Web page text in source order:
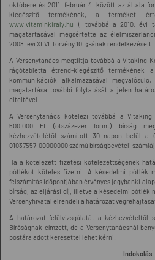
októbere és 2011. február 4. között az általa
kiegészítő termékének, a terméket
www.vitaminkiraly.hu ), továbbá a 2010. évi
magatartásával megsértette az
2008. évi XLVI. törvény 10. §-ának rendelkezéseit.
A Versenytanács megtiltja továbbá a Vitaking
rágótabletta étrend-kiegészítő termékének
kommunikációk alkalmazásával
magatartása további folytatását a jelen
elteltével.
A Versenytanács kötelezi továbbá a
500.000 Ft (ötszázezer forint) bírság
kézhezvételétől számított 30 napon belül a
01037557-00000000 számú bírságbevételi
Ha a kötelezett fizetési kötelezettségének
pótlékot köteles fizetni. A késedelmi pótlék
felszámítás időpontjában érvényes jegybanki
bírság, az eljárási díj, illetve a késedelmi pótlék
Versenyhivatal elrendeli a határozat
A határozat felülvizsgálatát a kézhezvételtől
Bíróságnak címzett, de a Versenytanácsnál
postára adott keresettel lehet kérni.
Indokolás